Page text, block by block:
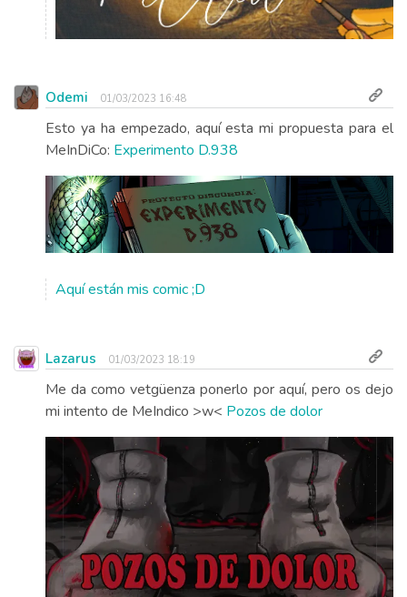
Odemi 01/03/2023 16:48
Esto ya ha empezado, aquí esta mi propuesta para el
MeInDiCo: Experimento D.938
Aquí están mis comic ;D
Lazarus 01/03/2023 18:19
Me da como vetgüenza ponerlo por aquí, pero os dejo
mi intento de MeIndico >w< Pozos de dolor